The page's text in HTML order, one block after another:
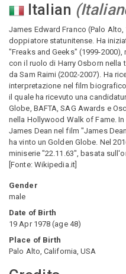
Italian (
James Edward Franco (Palo
doppiatore statunitense. Ha
"Freaks and Geeks" (1999-
con il ruolo di Harry Osborn
da Sam Raimi (2002-2007). Ha
interpretazione nel film
il quale ha ricevuto una
Globe, BAFTA, SAG Awards e
nella Hollywood Walk of Fame.
James Dean nel film "James
ha vinto un Golden Globe. Nel
miniserie "22.11.63", basata
[Fonte: Wikipedia.it]
Gender
male
Date of Birth
19 Apr 1978 (age 48)
Place of Birth
Palo Alto, California, USA